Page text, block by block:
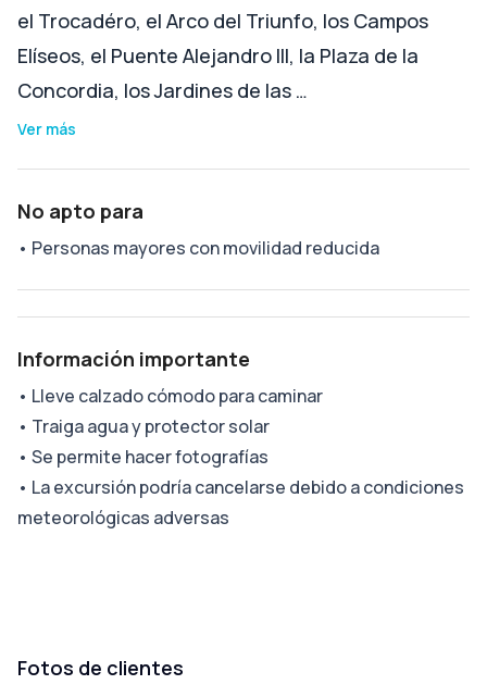
el Trocadéro, el Arco del Triunfo, los Campos
Elíseos, el Puente Alejandro III, la Plaza de la
Concordia, los Jardines de las …
Ver más
No apto para
• Personas mayores con movilidad reducida
Información importante
• Lleve calzado cómodo para caminar
• Traiga agua y protector solar
• Se permite hacer fotografías
• La excursión podría cancelarse debido a condiciones
meteorológicas adversas
Fotos de clientes